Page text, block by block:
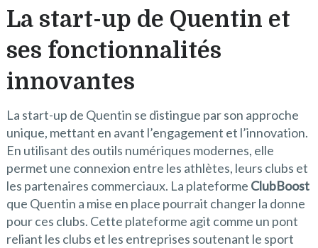
La start-up de Quentin et
ses fonctionnalités
innovantes
La start-up de Quentin se distingue par son approche
unique, mettant en avant l’engagement et l’innovation.
En utilisant des outils numériques modernes, elle
permet une connexion entre les athlètes, leurs clubs et
les partenaires commerciaux. La plateforme ClubBoost
que Quentin a mise en place pourrait changer la donne
pour ces clubs. Cette plateforme agit comme un pont
reliant les clubs et les entreprises soutenant le sport